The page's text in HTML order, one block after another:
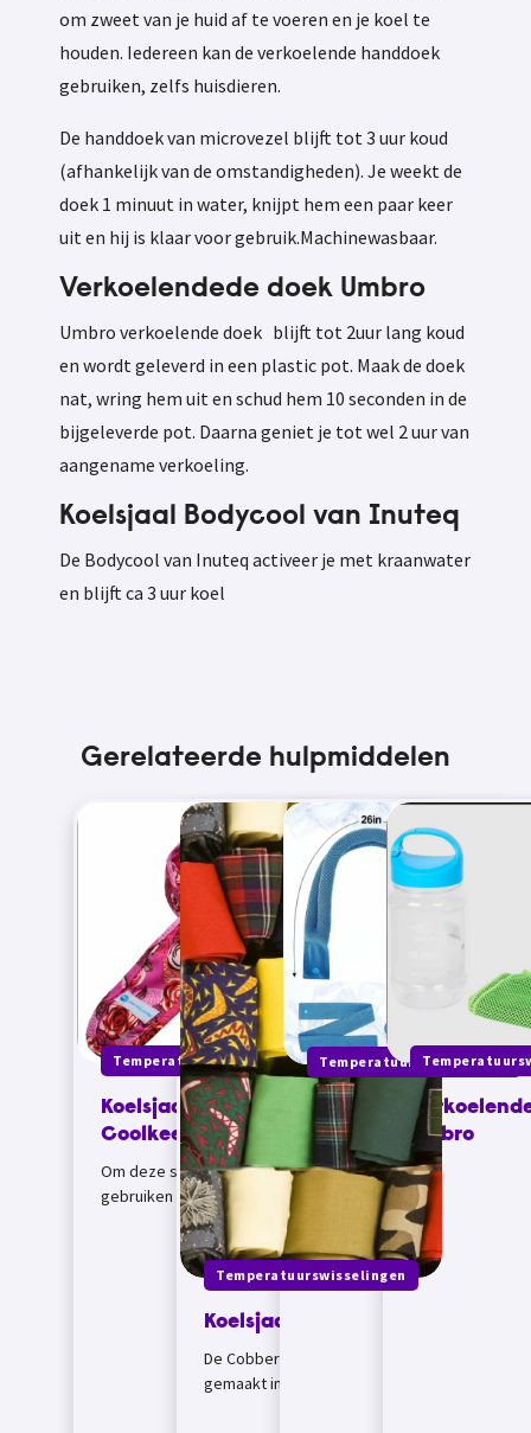
om zweet van je huid af te voeren en je koel te
houden. Iedereen kan de verkoelende handdoek
gebruiken, zelfs huisdieren.
De handdoek van microvezel blijft tot 3 uur koud
(afhankelijk van de omstandigheden). Je weekt de
doek 1 minuut in water, knijpt hem een ​​paar keer
uit en hij is klaar voor gebruik.Machinewasbaar.
Verkoelendede doek Umbro
Umbro verkoelende doek blijft tot 2uur lang koud
en wordt geleverd in een plastic pot. Maak de doek
nat, wring hem uit en schud hem 10 seconden in de
bijgeleverde pot. Daarna geniet je tot wel 2 uur van
aangename verkoeling.
Koelsjaal Bodycool van Inuteq
De Bodycool van Inuteq activeer je met kraanwater
en blijft ca 3 uur koel
Gerelateerde hulpmiddelen
Temperatuurswisselingen
Koelsjaal Aqua
Coolkeeper
Om deze sjaal te kunnen
gebruiken is geen koelkast
nodig, je kunt hem dus
meenemen tijdens fiets- en
wandelvakanties,...Temperatuurswisselingen
Koelsjaaal Cobber
De Cobber koelsjaal is
gemaakt in Australie, waar ze
Temperatuurswisselingen
Verkoelende
Nekband van
PolderCo
Deze nekkoeldoek is gevuld
met absorberende
polymeerparels die vele
malen hun eigen gewicht aan
Umbro